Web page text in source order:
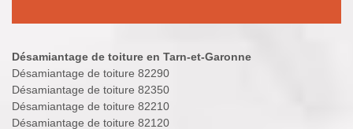
Désamiantage de toiture en Tarn-et-Garonne
Désamiantage de toiture 82290
Désamiantage de toiture 82350
Désamiantage de toiture 82210
Désamiantage de toiture 82120